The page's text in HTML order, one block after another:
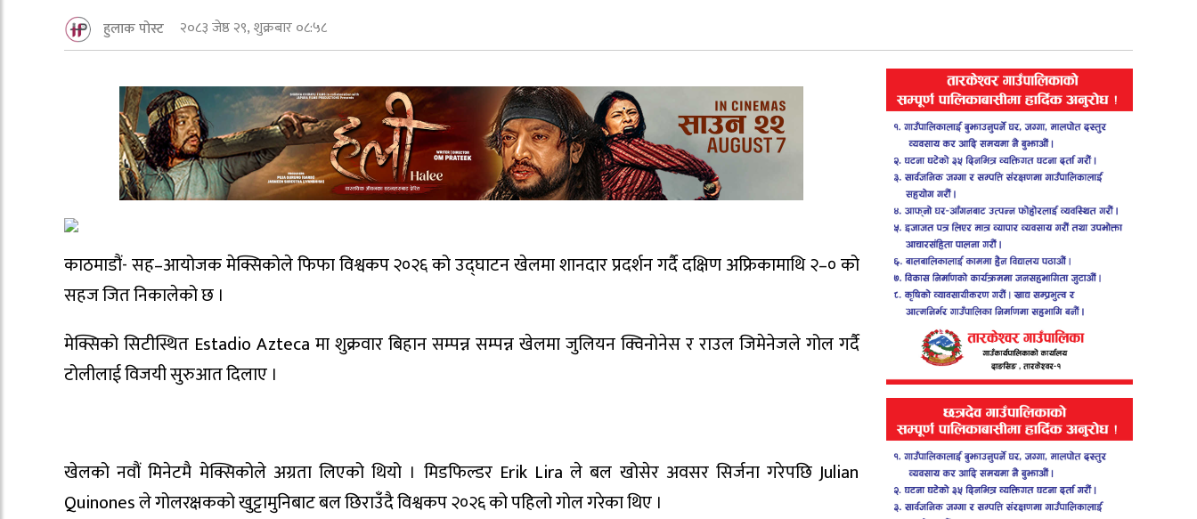
हुलाक पोस्ट २०८३ जेष्ठ २९, शुक्रबार ०८:५८
काठमाडौं- सह–आयोजक मेक्सिकोले फिफा विश्वकप २०२६ को उद्घाटन खेलमा शानदार प्रदर्शन गर्दै दक्षिण अफ्रिकामाथि २–० को
सहज जित निकालेको छ ।
मेक्सिको सिटीस्थित Estadio Azteca मा शुक्रवार बिहान सम्पन्न सम्पन्न खेलमा जुलियन क्विनोनेस र राउल जिमेनेजले गोल गर्दै
टोलीलाई विजयी सुरुआत दिलाए ।
खेलको नवौं मिनेटमै मेक्सिकोले अग्रता लिएको थियो । मिडफिल्डर Erik Lira ले बल खोसेर अवसर सिर्जना गरेपछि Julian
Quinones ले गोलरक्षकको खुट्टामुनिबाट बल छिराउँदै विश्वकप २०२६ को पहिलो गोल गरेका थिए ।